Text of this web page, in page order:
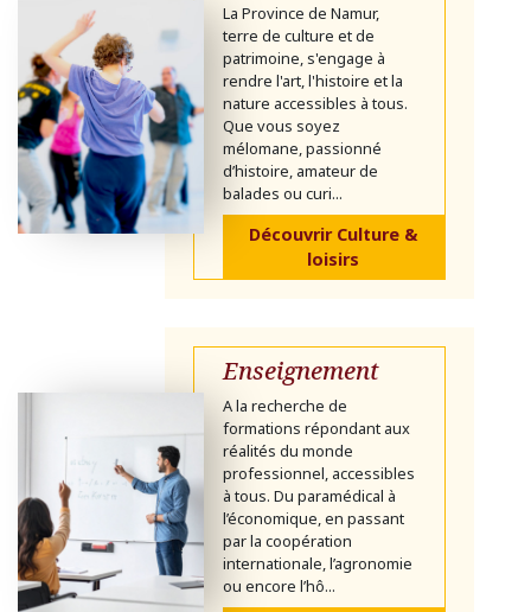
La Province de Namur,
terre de culture et de
patrimoine, s'engage à
rendre l'art, l'histoire et la
nature accessibles à tous.
Que vous soyez
mélomane, passionné
d’histoire, amateur de
balades ou curi...
Découvrir Culture &
loisirs
Enseignement
A la recherche de
formations répondant aux
réalités du monde
professionnel, accessibles
à tous. Du paramédical à
l’économique, en passant
par la coopération
internationale, l’agronomie
ou encore l’hô...